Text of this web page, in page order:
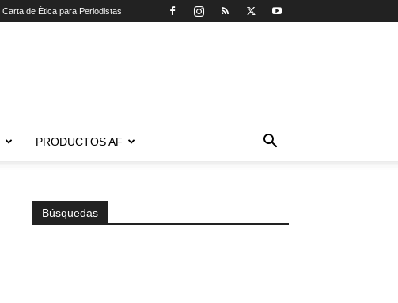
Carta de Ética para Periodistas
PRODUCTOS AF
Búsquedas